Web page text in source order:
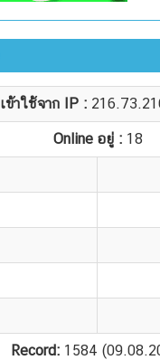
เข้าใช้จาก IP :
Online อยู่ : 18
Record:1584